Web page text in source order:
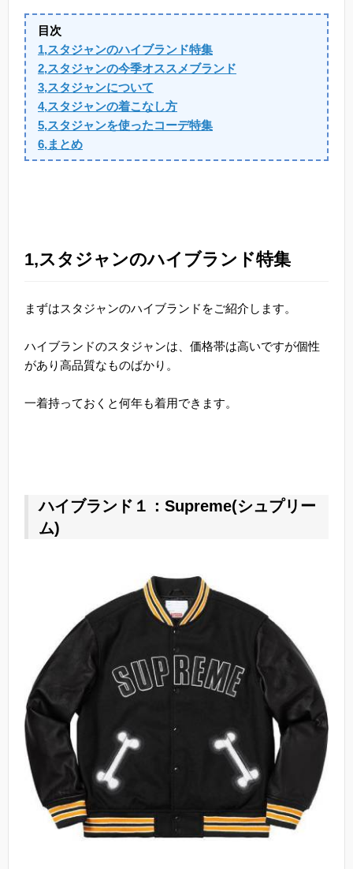
目次
1,スタジャンのハイブランド特集
2,スタジャンの今季オススメブランド
3,スタジャンについて
4,スタジャンの着こなし方
5,スタジャンを使ったコーデ特集
6,まとめ
1,スタジャンのハイブランド特集
まずはスタジャンのハイブランドをご紹介します。
ハイブランドのスタジャンは、価格帯は高いですが個性
があり高品質なものばかり。
一着持っておくと何年も着用できます。
ハイブランド１：Supreme(シュプリー
ム)